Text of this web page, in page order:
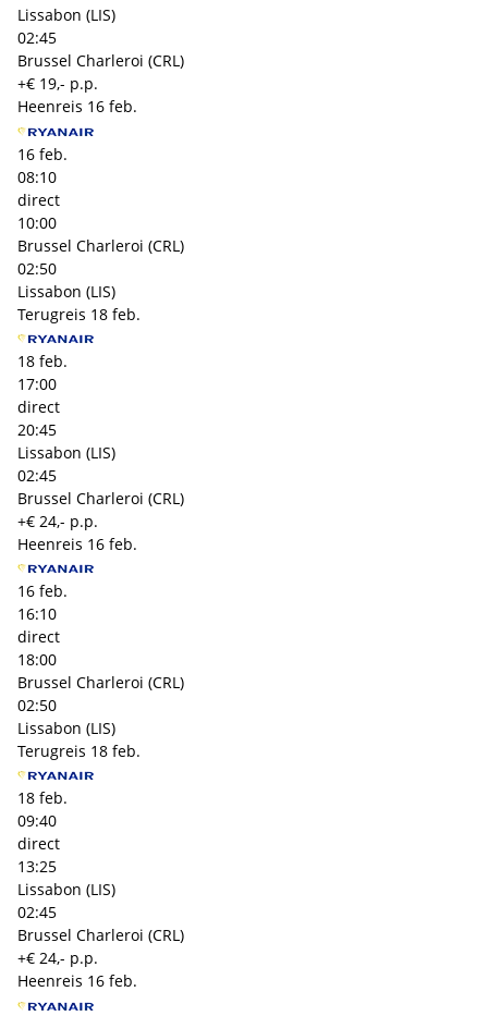
Lissabon (LIS)
02:45
Brussel Charleroi (CRL)
+€ 19,- p.p.
Heenreis 16 feb.
16 feb.
08:10
direct
10:00
Brussel Charleroi (CRL)
02:50
Lissabon (LIS)
Terugreis 18 feb.
18 feb.
17:00
direct
20:45
Lissabon (LIS)
02:45
Brussel Charleroi (CRL)
+€ 24,- p.p.
Heenreis 16 feb.
16 feb.
16:10
direct
18:00
Brussel Charleroi (CRL)
02:50
Lissabon (LIS)
Terugreis 18 feb.
18 feb.
09:40
direct
13:25
Lissabon (LIS)
02:45
Brussel Charleroi (CRL)
+€ 24,- p.p.
Heenreis 16 feb.